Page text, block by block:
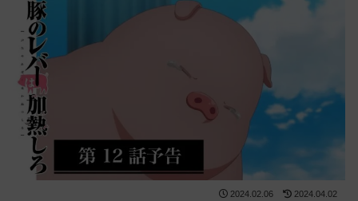
2024.02.06 2024.04.02